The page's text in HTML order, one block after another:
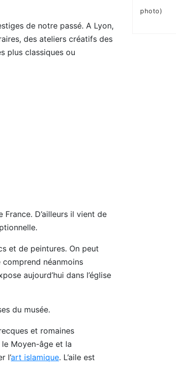
de notre passé. A Lyon,
des ateliers créatifs des
plus classiques ou
D’ailleurs il vient de
et de peintures. On peut
comprend néanmoins
aujourd’hui dans l’église
du musée.
et romaines
le Moyen-âge et la
l’art islamique. L’aile est
photo)